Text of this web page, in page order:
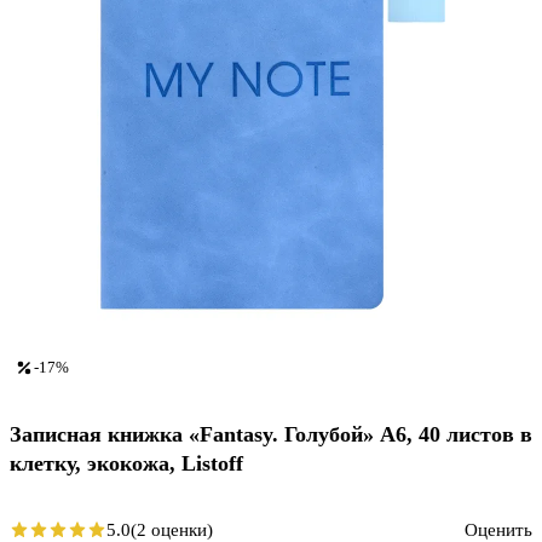
-17%
Записная книжка «Fantasy. Голубой» А6, 40 листов в
клетку, экокожа, Listoff
5.0(2 оценки)
Оценить